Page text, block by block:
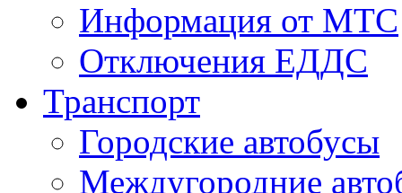
Информация от МТС
Отключения ЕДДС
Транспорт
Городские автобусы
Междугородние